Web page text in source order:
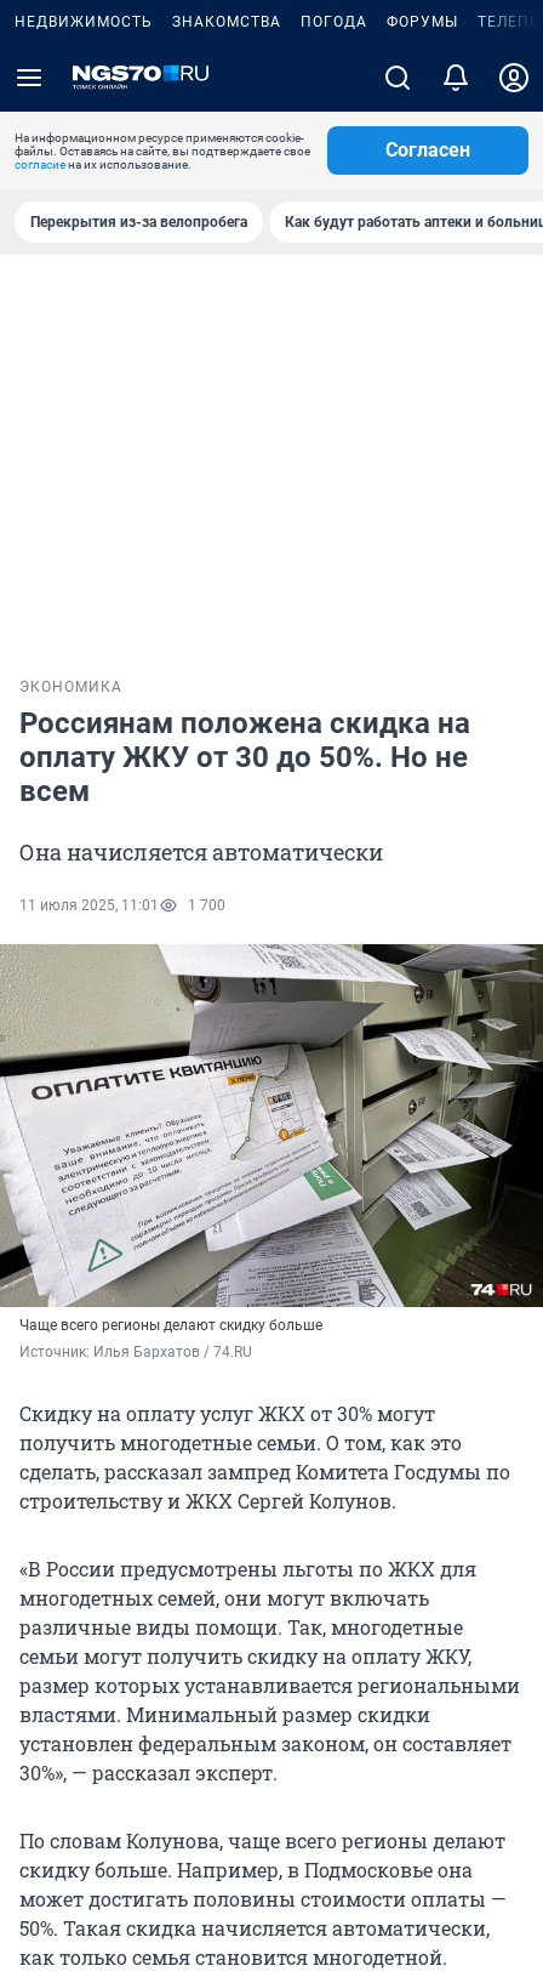
НЕДВИЖИМОСТЬ ЗНАКОМСТВА ПОГОДА ФОРУМЫ
На информационном ресурсе применяются cookie-
файлы. Оставаясь на сайте, вы подтверждаете свое
согласиена их использование.
Согласен
Перекрытия из-за велопробега Как будут работать аптеки и
ЭКОНОМИКА
Россиянам положена скидка на
оплату ЖКУ от 30 до 50%. Но не
всем
Она начисляется автоматически
11 июля 2025, 11:01 1 700
Чаще всего регионы делают скидку больше
Источник: Илья Бархатов / 74.RU
Скидку на оплату услуг ЖКХ от 30% могут
получить многодетные семьи. О том, как это
сделать, рассказал зампред Комитета Госдумы по
строительству и ЖКХ Сергей Колунов.
«В России предусмотрены льготы по ЖКХ для
многодетных семей, они могут включать
различные виды помощи. Так, многодетные
семьи могут получить скидку на оплату ЖКУ,
размер которых устанавливается региональными
властями. Минимальный размер скидки
установлен федеральным законом, он составляет
30%», — рассказал эксперт.
По словам Колунова, чаще всего регионы делают
скидку больше. Например, в Подмосковье она
может достигать половины стоимости оплаты —
50%. Такая скидка начисляется автоматически,
как только семья становится многодетной.